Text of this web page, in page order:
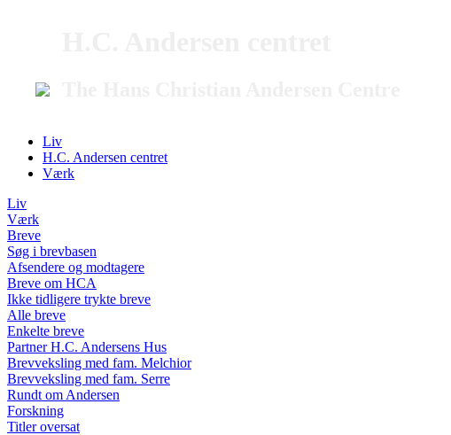
Liv
H.C. Andersen centret
Værk
Liv
Værk
Breve
Søg i brevbasen
Afsendere og modtagere
Breve om HCA
Ikke tidligere trykte breve
Alle breve
Enkelte breve
Partner H.C. Andersens Hus
Brevveksling med fam. Melchior
Brevveksling med fam. Serre
Rundt om Andersen
Forskning
Titler oversat